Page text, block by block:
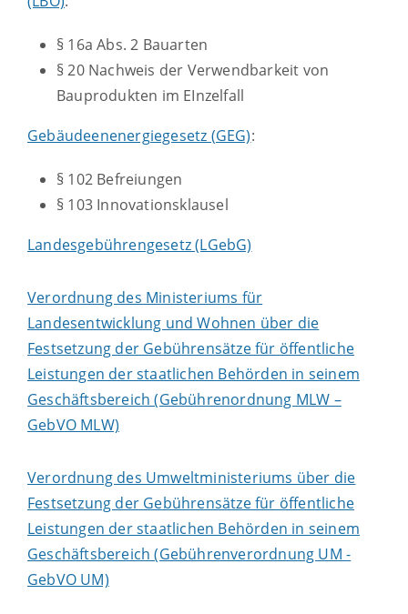
§ 16a Abs. 2 Bauarten
§ 20 Nachweis der Verwendbarkeit von
Bauprodukten im EInzelfall
Gebäudeenenergiegesetz (GEG):
§ 102 Befreiungen
§ 103 Innovationsklausel
Landesgebührengesetz (LGebG)
Verordnung des Ministeriums für
Landesentwicklung und Wohnen über die
Festsetzung der Gebührensätze für öffentliche
Leistungen der staatlichen Behörden in seinem
Geschäftsbereich (Gebührenordnung MLW –
GebVO MLW)
Verordnung des Umweltministeriums über die
Festsetzung der Gebührensätze für öffentliche
Leistungen der staatlichen Behörden in seinem
Geschäftsbereich (Gebührenverordnung UM -
GebVO UM)